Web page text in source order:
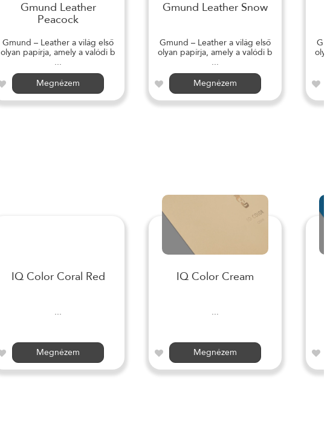
Gmund Leather
Peacock
Gmund – Leather a világ első
olyan papírja, amely a valódi b
...
Megnézem
Gmund Leather Snow
Gmund – Leather a világ első
olyan papírja, amely a valódi b
...
Megnézem
IQ Color Coral Red
...
Megnézem
IQ Color Cream
...
Megnézem